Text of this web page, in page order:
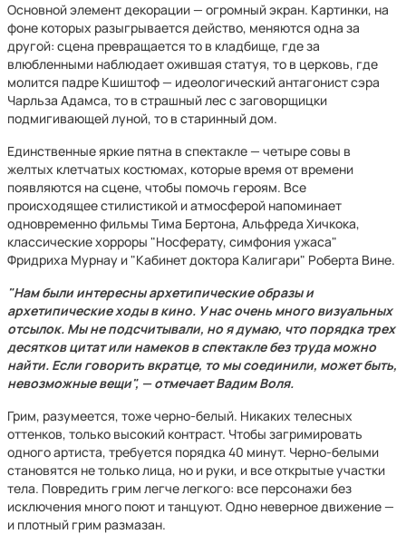
Основной элемент декорации — огромный экран. Картинки, на
фоне которых разыгрывается действо, меняются одна за
другой: сцена превращается то в кладбище, где за
влюбленными наблюдает ожившая статуя, то в церковь, где
молится падре Кшиштоф — идеологический антагонист сэра
Чарльза Адамса, то в страшный лес с заговорщицки
подмигивающей луной, то в старинный дом.
Единственные яркие пятна в спектакле — четыре совы в
желтых клетчатых костюмах, которые время от времени
появляются на сцене, чтобы помочь героям. Все
происходящее стилистикой и атмосферой напоминает
одновременно фильмы Тима Бертона, Альфреда Хичкока,
классические хорроры "Носферату, симфония ужаса"
Фридриха Мурнау и "Кабинет доктора Калигари" Роберта Вине.
"Нам были интересны архетипические образы и
архетипические ходы в кино. У нас очень много визуальных
отсылок. Мы не подсчитывали, но я думаю, что порядка трех
десятков цитат или намеков в спектакле без труда можно
найти. Если говорить вкратце, то мы соединили, может быть,
невозможные вещи", — отмечает Вадим Воля.
Грим, разумеется, тоже черно-белый. Никаких телесных
оттенков, только высокий контраст. Чтобы загримировать
одного артиста, требуется порядка 40 минут. Черно-белыми
становятся не только лица, но и руки, и все открытые участки
тела. Повредить грим легче легкого: все персонажи без
исключения много поют и танцуют. Одно неверное движение —
и плотный грим размазан.